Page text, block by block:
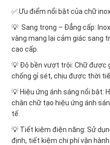
✅ Ưu điểm nổi bật của chữ
💡 Sang trọng – Đẳng cấp:
vàng mang lại cảm giác sang
cao cấp.
💡 Độ bền vượt trội: Chữ được
chống gỉ sét, chịu được thời
💡 Hiệu ứng ánh sáng nổi bật:
chân chữ tạo hiệu ứng ánh
tế.
💡 Tiết kiệm điện năng: Sử
định, tiết kiệm chi phí vận hành.